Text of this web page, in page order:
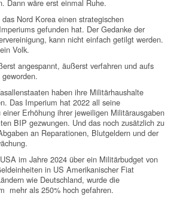
Dann wäre erst einmal Ruhe.
Nord Korea einen strategischen
gefunden hat. Der Gedanke der
kann nicht einfach getilgt werden.
Volk.
angespannt, äußerst verfahren und aufs
haben ihre Militärhaushalte
Das Imperium hat 2022 all seine
Erhöhung ihrer jeweiligen Militärausgaben
BIP gezwungen. Und das noch zusätzlich zu
an Reparationen, Blutgeldern und der
im Jahre 2024 über ein Militärbudget von
in US Amerikanischer Fiat
wie Deutschland, wurde die
mehr als 250% hoch gefahren.